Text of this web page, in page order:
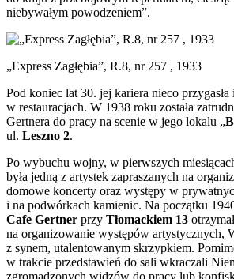
niebywałym powodzeniem”.
„Express Zagłębia”, R.8, nr 257 , 1933
Pod koniec lat 30. jej kariera nieco przygasła
w restauracjach. W 1938 roku została
Gertnera do pracy na scenie w jego lokalu „
ul. Leszno 2.
Po wybuchu wojny, w pierwszych
była jedną z artystek zapraszanych na
domowe koncerty oraz występy w
i na podwórkach kamienic. Na początku
Cafe Gertner przy Tłomackiem 13
na organizowanie występów artystycznych,
z synem, utalentowanym skrzypkiem.
w trakcie przedstawień do sali wkraczali
zgromadzonych widzów do pracy lub